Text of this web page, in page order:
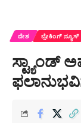
ದೇಶ ಬ್ರೇಕಿಂಗ್ ನ್ಯೂಸ್